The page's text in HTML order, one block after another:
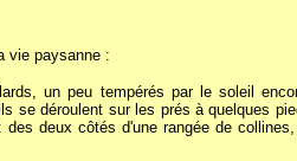
vie paysanne :
un peu tempérés par le soleil
déroulent sur les prés à quelques
deux côtés d'une rangée de